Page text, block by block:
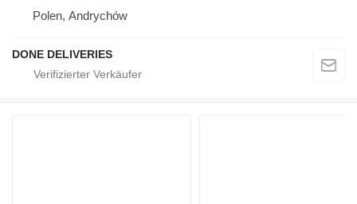
Polen, Andrychów
DONE DELIVERIES